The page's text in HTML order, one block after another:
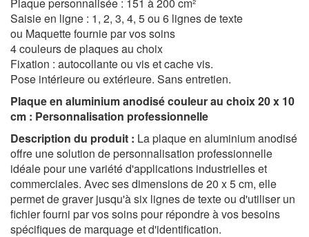
Plaque personnalisée : 151 à 200 cm²
Saisie en ligne : 1, 2, 3, 4, 5 ou 6 lignes de texte
ou Maquette fournie par vos soins
4 couleurs de plaques au choix
Fixation : autocollante ou vis et cache vis.
Pose intérieure ou extérieure. Sans entretien.
Plaque en aluminium anodisé couleur au choix 20 x 10
cm : Personnalisation professionnelle
Description du produit : La plaque en aluminium anodisé
offre une solution de personnalisation professionnelle
idéale pour une variété d'applications industrielles et
commerciales. Avec ses dimensions de 20 x 5 cm, elle
permet de graver jusqu'à six lignes de texte ou d'utiliser un
fichier fourni par vos soins pour répondre à vos besoins
spécifiques de marquage et d'identification.